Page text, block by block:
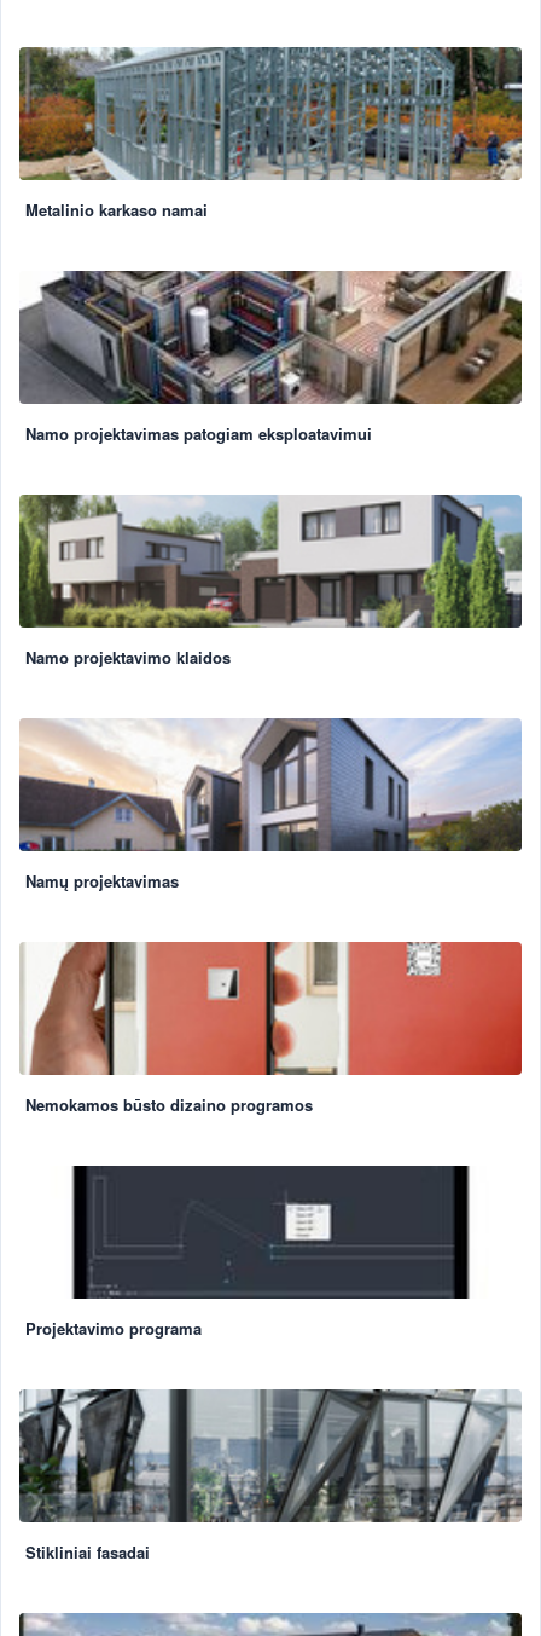
Metalinio karkaso namai
Namo projektavimas patogiam eksploatavimui
Namo projektavimo klaidos
Namų projektavimas
Nemokamos būsto dizaino programos
Projektavimo programa
Stikliniai fasadai